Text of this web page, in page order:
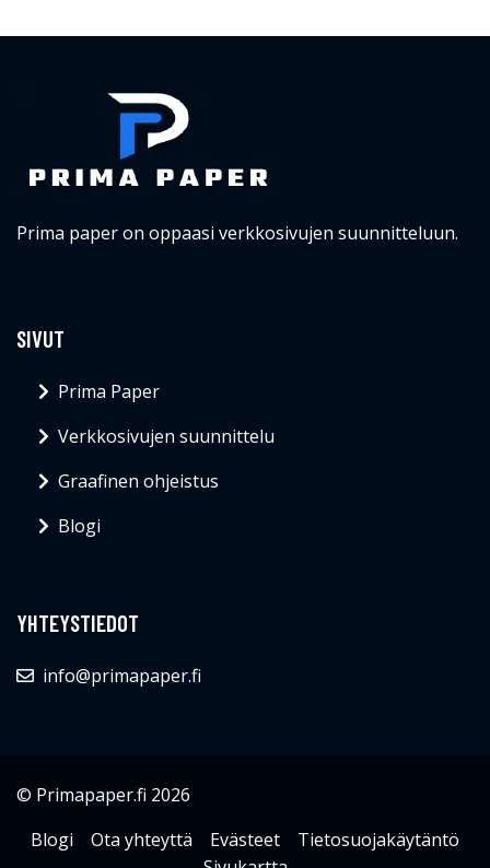
Prima paper on oppaasi verkkosivujen suunnitteluun.
SIVUT
Prima Paper
Verkkosivujen suunnittelu
Graafinen ohjeistus
Blogi
YHTEYSTIEDOT
info@primapaper.fi
© Primapaper.fi 2026
Blogi
Ota yhteyttä Evästeet
Tietosuojakäytäntö